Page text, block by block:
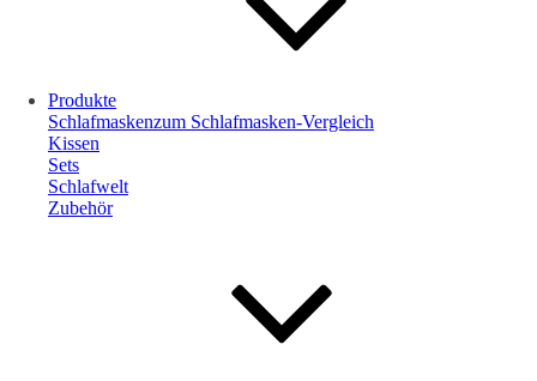
Produkte
Schlafmasken
Kissen
Sets
Schlafwelt
Zubehör
zum Schlafmasken-Vergleich